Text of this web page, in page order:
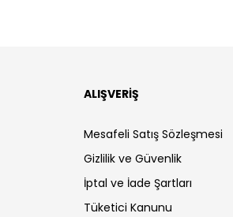
ALIŞVERİŞ
Mesafeli Satış Sözleşmesi
Gizlilik ve Güvenlik
İptal ve İade Şartları
Tüketici Kanunu